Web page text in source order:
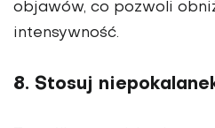
objawów, co pozwoli
intensywność.
8. Stosuj